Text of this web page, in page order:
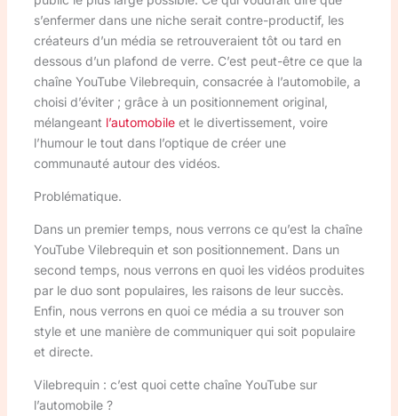
s’enfermer dans une niche serait contre-productif, les
créateurs d’un média se retrouveraient tôt ou tard en
dessous d’un plafond de verre. C’est peut-être ce que la
chaîne YouTube Vilebrequin, consacrée à l’automobile, a
choisi d’éviter ; grâce à un positionnement original,
mélangeant l’automobileet le divertissement, voire
l’humour le tout dans l’optique de créer une
communauté autour des vidéos.
Problématique.
Dans un premier temps, nous verrons ce qu’est la chaîne
YouTube Vilebrequin et son positionnement. Dans un
second temps, nous verrons en quoi les vidéos produites
par le duo sont populaires, les raisons de leur succès.
Enfin, nous verrons en quoi ce média a su trouver son
style et une manière de communiquer qui soit populaire
et directe.
Vilebrequin : c’est quoi cette chaîne YouTube sur
l’automobile ?